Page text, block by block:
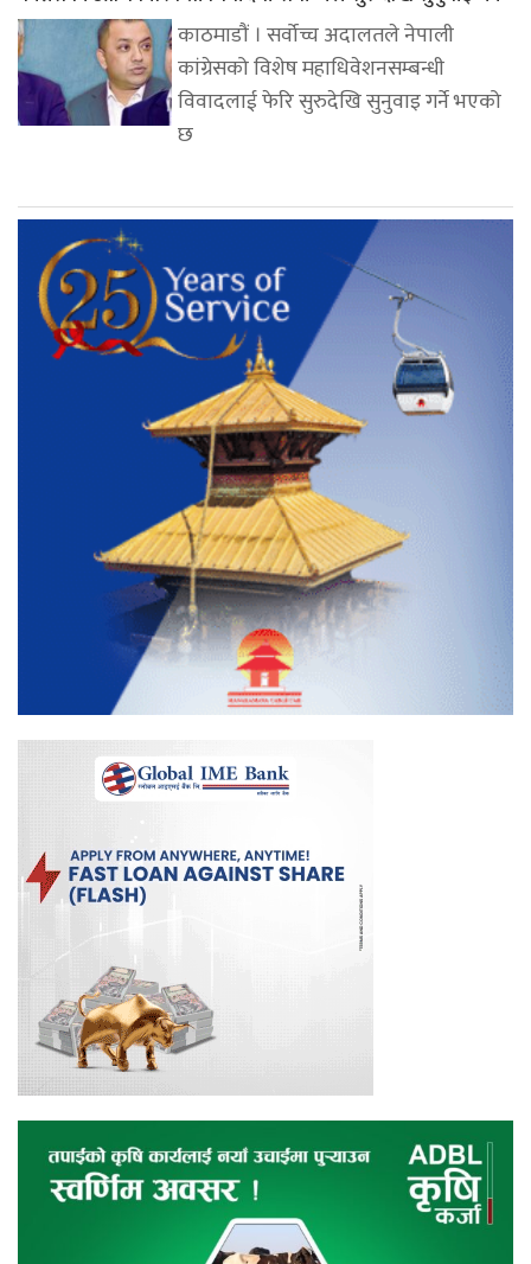
काठमाडौं । सर्वोच्च अदालतले नेपाली
कांग्रेसको विशेष महाधिवेशनसम्बन्धी
विवादलाई फेरि सुरुदेखि सुनुवाइ गर्ने भएको
छ